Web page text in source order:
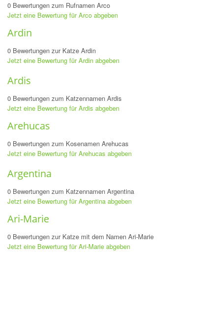
0 Bewertungen zum Rufnamen Arco
Jetzt eine Bewertung für Arco abgeben
Ardin
0 Bewertungen zur Katze Ardin
Jetzt eine Bewertung für Ardin abgeben
Ardis
0 Bewertungen zum Katzennamen Ardis
Jetzt eine Bewertung für Ardis abgeben
Arehucas
0 Bewertungen zum Kosenamen Arehucas
Jetzt eine Bewertung für Arehucas abgeben
Argentina
0 Bewertungen zum Katzennamen Argentina
Jetzt eine Bewertung für Argentina abgeben
Ari-Marie
0 Bewertungen zur Katze mit dem Namen Ari-Marie
Jetzt eine Bewertung für Ari-Marie abgeben